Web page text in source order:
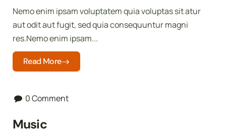
Nemo enim ipsam voluptatem quia voluptas sit atur
aut odit aut fugit, sed quia consequuntur magni
res.Nemo enim ipsam...
Read More
0 Comment
Music